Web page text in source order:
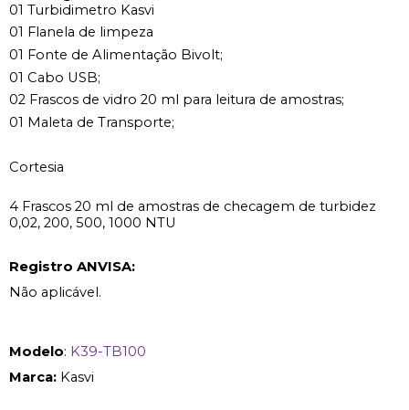
01 Turbidimetro Kasvi
01 Flanela de limpeza
01 Fonte de Alimentação Bivolt;
01 Cabo USB;
02 Frascos de vidro 20 ml para leitura de amostras;
01 Maleta de Transporte;
Cortesia
4 Frascos 20 ml de amostras de checagem de turbidez
0,02, 200, 500, 1000 NTU
Registro ANVISA:
Não aplicável.
Modelo: K39-TB100
Marca: Kasvi